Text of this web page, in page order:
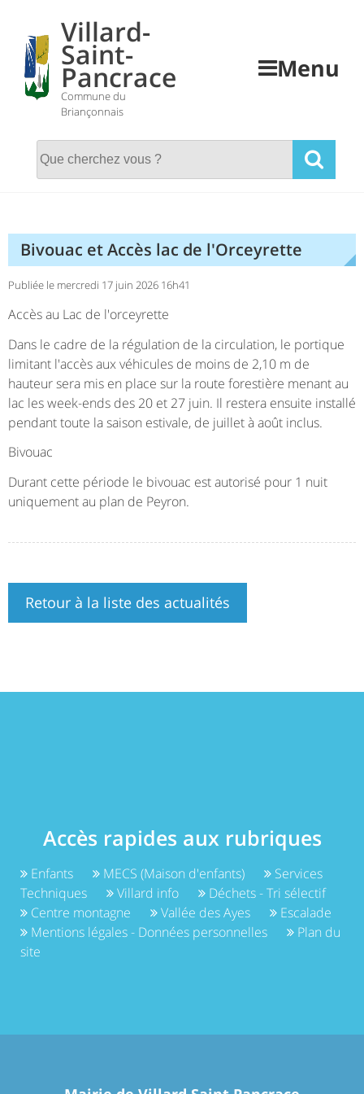
content
Menu
Villard-
Saint-
Pancrace
Commune du
Briançonnais
Bivouac et Accès lac de l'Orceyrette
Publiée le mercredi 17 juin 2026 16h41
Accès au Lac de l'orceyrette
Dans le cadre de la régulation de la circulation, le portique
limitant l'accès aux véhicules de moins de 2,10 m de
hauteur sera mis en place sur la route forestière menant au
lac les week-ends des 20 et 27 juin. Il restera ensuite installé
pendant toute la saison estivale, de juillet à août inclus.
Bivouac
Durant cette période le bivouac est autorisé pour 1 nuit
uniquement au plan de Peyron.
Retour à la liste des actualités
Accès rapides aux rubriques
Enfants MECS (Maison d'enfants)
Services
Techniques
Villard info
Déchets - Tri sélectif
Centre montagne
Vallée des Ayes
Escalade
Mentions légales - Données personnelles
Plan du
site